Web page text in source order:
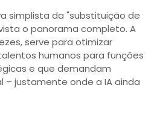
simplista da "substituição de
o panorama completo. A
serve para otimizar
humanos para funções
e que demandam
– justamente onde a IA ainda